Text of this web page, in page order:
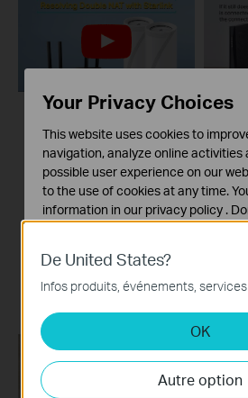
How to Resolve
Double NAT using
Starlink
on
De United States?
Infos produits, événements,
OK
Autre option
Your Privacy Choices
This website uses cookies to
navigation, analyze online activities
possible user experience on our
to the use of cookies at any time.
information in our privacy policy .
Ces cookies sont nécessaires au
site Web et ne peuvent pas être
systèmes.
Cookies d'analyse et marketing
Les cookies d'analyse nous
activités sur notre site Web pour
fonctionnalités de notre site Web.